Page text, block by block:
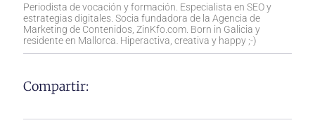
Periodista de vocación y formación. Especialista en SEO y
estrategias digitales. Socia fundadora de la Agencia de
Marketing de Contenidos, ZinKfo.com. Born in Galicia y
residente en Mallorca. Hiperactiva, creativa y happy ;-)
Compartir: